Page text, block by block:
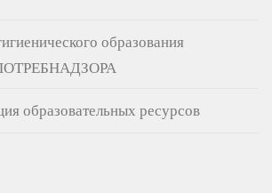
образования
образовательных ресурсов